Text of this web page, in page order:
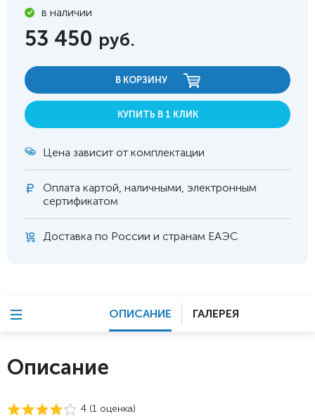
в наличии
53 450 руб.
В КОРЗИНУ
КУПИТЬ В 1 КЛИК
Цена зависит от комплектации
Оплата картой, наличными, электронным
сертификатом
Доставка по России и странам ЕАЭС
ОПИСАНИЕ ГАЛЕРЕЯ
Описание
4 (1 оценка)